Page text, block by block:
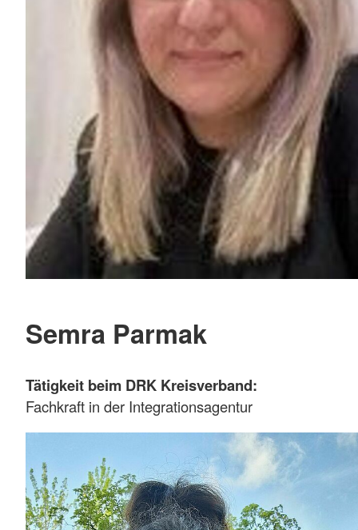
Semra Parmak
Tätigkeit beim DRK Kreisverband:
Fachkraft in der Integrationsagentur